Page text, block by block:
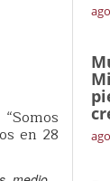
en 28